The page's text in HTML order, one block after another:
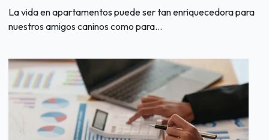
La vida en apartamentos puede ser tan enriquecedora para
nuestros amigos caninos como para...